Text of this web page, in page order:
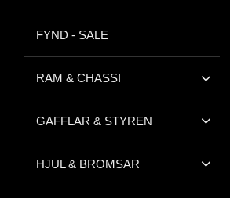
FYND - SALE
RAM & CHASSI
GAFFLAR & STYREN
HJUL & BROMSAR